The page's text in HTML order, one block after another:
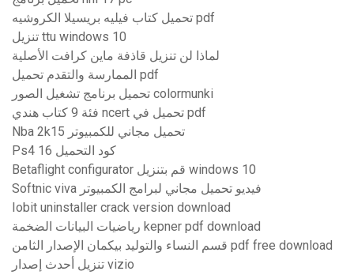
تحميل كتاب فيليه بريسيلا الكروشيه pdf
تنزيل ttu windows 10
لماذا لن تنزيل قاذفة ماين كرافت الأصلية
الممارسة والتقدم تحميل pdf
تحميل برنامج تشغيل الصور colormunki
فئة 9 كتاب هندي ncert تحميل في pdf
Nba 2k15 تحميل مجاني للكمبيوتر
Ps4 16 كود التحميل
Betaflight configurator قم بتنزيل windows 10
Softnic viva فيديو تحميل مجاني لبرامج الكمبيوتر
Iobit uninstaller crack version download
رياضيات البيانات الضخمة kepner pdf download
قسم النساء والتوليد بيكمان الإصدار الثامن pdf free download
تنزيل أحدث إصدار vizio